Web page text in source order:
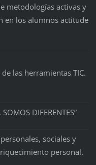
activas y
los alumnos actitudes
las herramientas TIC.
DIFERENTES”
sociales y
personal.